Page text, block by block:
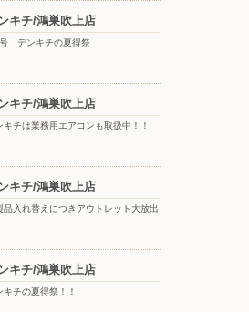
キチ/鴻巣吹上店
デンキチの夏得祭
キチ/鴻巣吹上店
キチは業務用エアコンも取扱中！！
キチ/鴻巣吹上店
品入れ替えにつきアウトレット大放出
キチ/鴻巣吹上店
キチの夏得祭！！